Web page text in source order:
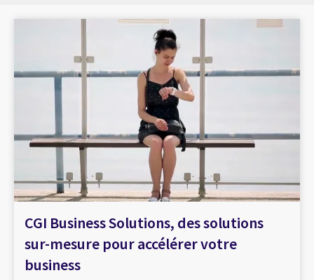
CGI Business Solutions, des solutions
sur-mesure pour accélérer votre
business